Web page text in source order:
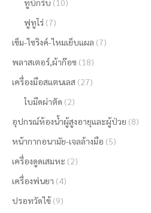
ทูบีกริบ (10)
ฟูทูโร่ (7)
เข็ม-ไซริงค์-ไหมเย็บแผล (7)
พลาสเตอร์,ผ้าก๊อซ (18)
เครื่องมือสแตนเลส (27)
ใบมีดผ่าตัด (2)
อุปกรณ์ห้องน้ำผู้สูงอายุและผู้ป่วย (8)
หน้ากากอนามัย-เจลล้างมือ (5)
เครื่องดูดเสมหะ (2)
เครื่องพ่นยา (4)
ปรอทวัดไข้ (9)